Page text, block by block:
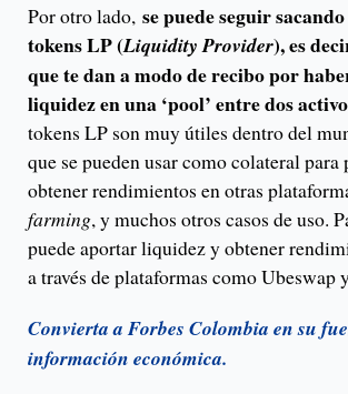
Por otro lado, se puede seguir
tokens LP (Liquidity Provider), es
que te dan a modo de recibo por
liquidez en una ‘pool’ entre dos activo
tokens LP son muy útiles dentro del
que se pueden usar como colateral para
obtener rendimientos en otras
farming, y muchos otros casos de uso.
puede aportar liquidez y obtener
a través de plataformas como Ubeswap
Convierta a Forbes Colombia en su
información económica.